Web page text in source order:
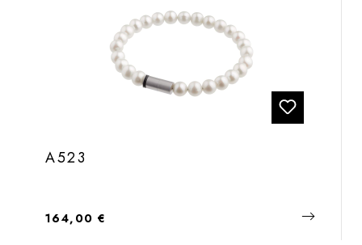
A523
Regulärer Preis:
164,00 €